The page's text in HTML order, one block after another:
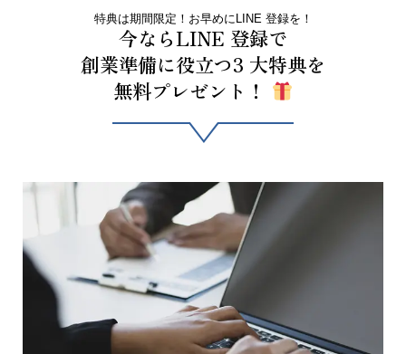
特典は期間限定！お早めにLINE 登録を！
今ならLINE 登録で
創業準備に役立つ3 大特典を
無料プレゼント！